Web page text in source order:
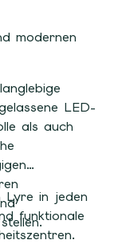
modernen
LED-
als auch
Lyre in jeden
funktionale